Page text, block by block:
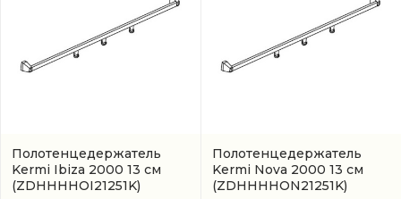
Полотенцедержатель
Kermi Ibiza 2000 13 см
(ZDHHHHOI21251K)
Полотенцедержатель
Kermi Nova 2000 13 см
(ZDHHHHON21251K)